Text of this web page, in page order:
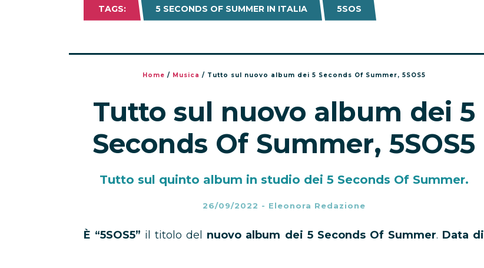
TAGS: 5 SECONDS OF SUMMER IN ITALIA 5SOS
Home / Musica / Tutto sul nuovo album dei 5 Seconds Of Summer, 5SOS5
Tutto sul nuovo album dei 5
Seconds Of Summer, 5SOS5
Tutto sul quinto album in studio dei 5 Seconds Of Summer.
26/09/2022 - Eleonora Redazione
È “5SOS5” il titolo del nuovo album dei 5 Seconds Of Summer. Data di